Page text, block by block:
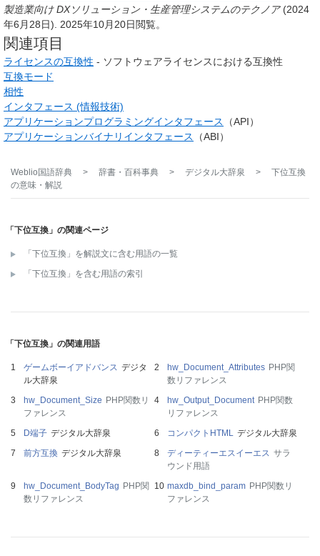
製造業向け DXソリューション・生産管理システムのテクノア(2024
年6月28日). 2025年10月20日閲覧。
関連項目
ライセンスの互換性 - ソフトウェアライセンスにおける互換性
互換モード
相性
インタフェース (情報技術)
アプリケーションプログラミングインタフェース
（API）
アプリケーションバイナリインタフェース
（ABI）
Weblio国語辞典 > 辞書・百科事典 > デジタル大辞泉 >
下位互換
の意味・解説
「下位互換」の関連ページ
「下位互換」を解説文に含む用語の一覧
「下位互換」を含む用語の索引
「下位互換」の関連用語
ゲームボーイアドバンス デジタ
ル大辞泉
hw_Document_Attributes PHP関
数リファレンス
hw_Document_Size PHP関数リ
ファレンス
hw_Output_Document PHP関数
リファレンス
D端子 デジタル大辞泉 コンパクトHTML
デジタル大辞泉
前方互換 デジタル大辞泉 ディーティーエスイーエス サラ
ウンド用語
hw_Document_BodyTag PHP関
数リファレンス
maxdb_bind_param PHP関数リ
ファレンス